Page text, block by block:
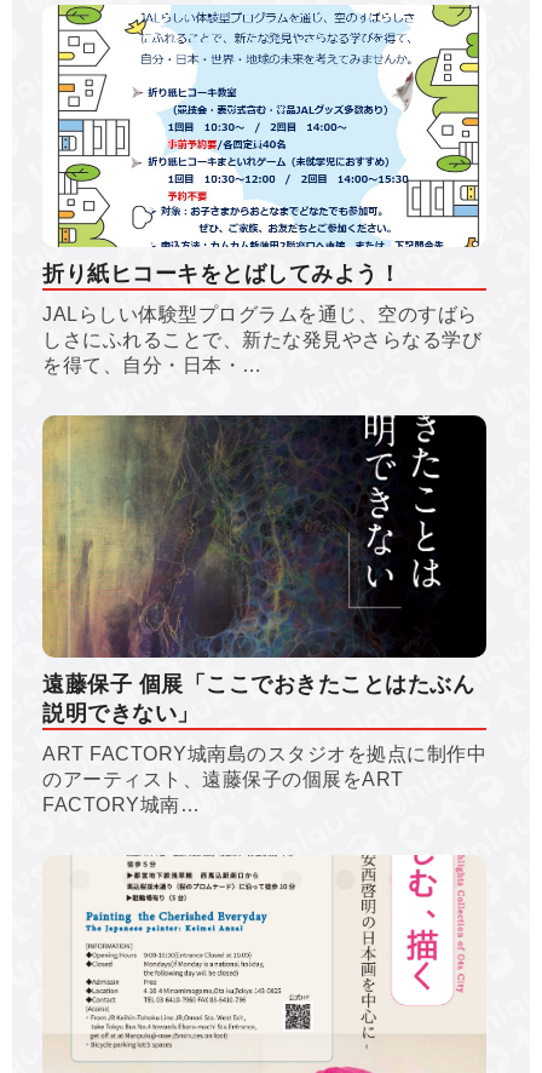
折り紙ヒコーキをとばしてみよう！
JALらしい体験型プログラムを通じ、空のすばら
しさにふれることで、新たな発見やさらなる学び
を得て、自分・日本・…
遠藤保子 個展「ここでおきたことはたぶん
説明できない」
ART FACTORY城南島のスタジオを拠点に制作中
のアーティスト、遠藤保子の個展をART
FACTORY城南…